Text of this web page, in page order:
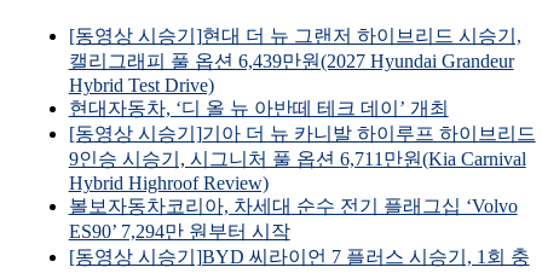
[동영상 시승기]현대 더 뉴 그랜저 하이브리드 시승기,
캘리그래피 풀 옵션 6,439만원(2027 Hyundai Grandeur
Hybrid Test Drive)
현대자동차, ‘디 올 뉴 아반떼 테크 데이’ 개최
[동영상 시승기]기아 더 뉴 카니발 하이루프 하이브리드
9인승 시승기, 시그니처 풀 옵션 6,711만원(Kia Carnival
Hybrid Highroof Review)
볼보자동차코리아, 차세대 순수 전기 플래그십 ‘Volvo
ES90’ 7,294만 원부터 시작
[동영상 시승기]BYD 씨라이언 7 플러스 시승기, 1회 충